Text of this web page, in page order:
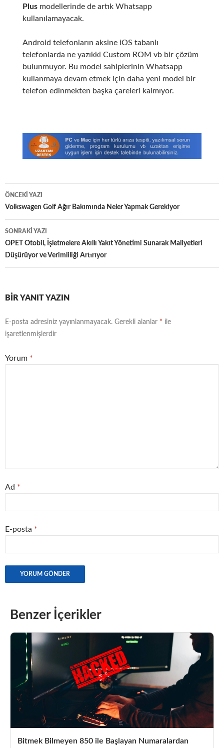
Plusmodellerinde de artık Whatsapp
kullanılamayacak.
Android telefonların aksine iOS tabanlı
telefonlarda ne yazıkki Custom ROM vb bir çözüm
bulunmuyor. Bu model sahiplerinin Whatsapp
kullanmaya devam etmek için daha yeni model bir
telefon edinmekten başka çareleri kalmıyor.
Yazı
dolaşımı
ÖNCEKI YAZI
Volkswagen Golf Ağır Bakımında Neler Yapmak Gerekiyor
SONRAKI YAZI
OPET Otobil, İşletmelere Akıllı Yakıt Yönetimi Sunarak Maliyetleri
Düşürüyor ve Verimliliği Artırıyor
BIR YANIT YAZIN
E-posta adresiniz yayınlanmayacak. Gerekli alanlar * ile
işaretlenmişlerdir
Yorum *
Ad *
E-posta *
Benzer İçerikler
Bitmek Bilmeyen 850 ile Başlayan Numaralardan